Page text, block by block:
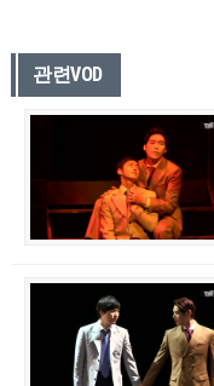
관련VOD